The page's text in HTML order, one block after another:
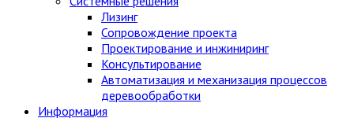
Лизинг
Сопровождение проекта
Проектирование и инжиниринг
Консультирование
Автоматизация и механизация процессов
деревообработки
Информация